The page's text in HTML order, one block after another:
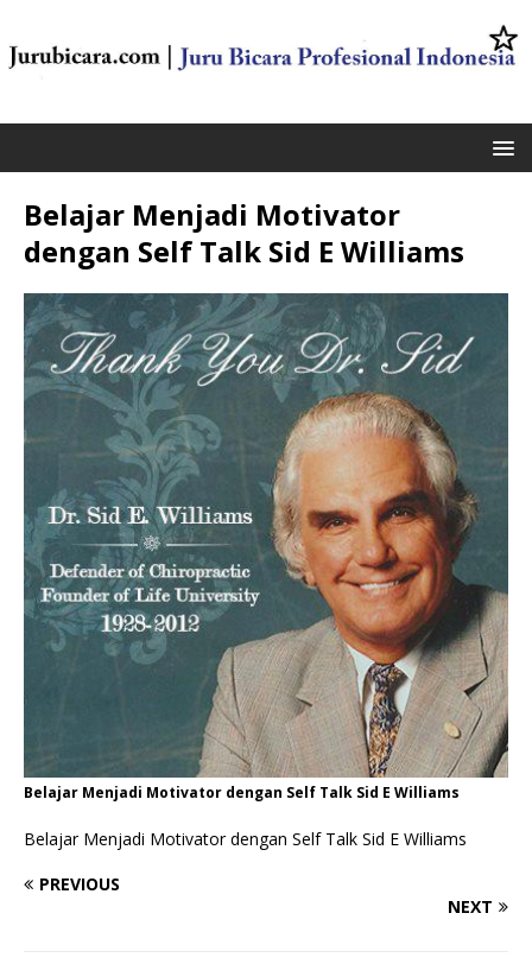
Belajar Menjadi Motivator
dengan Self Talk Sid E Williams
Belajar Menjadi Motivator dengan Self Talk Sid E Williams
Belajar Menjadi Motivator dengan Self Talk Sid E Williams
PREVIOUS
NEXT